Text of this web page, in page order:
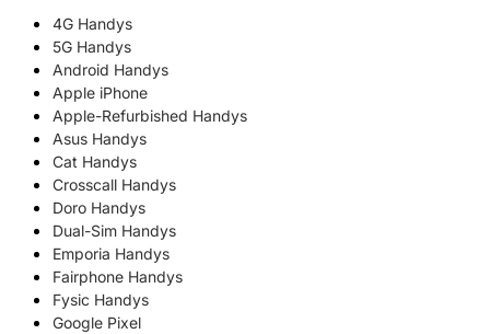
4G Handys
5G Handys
Android Handys
Apple iPhone
Apple-Refurbished Handys
Asus Handys
Cat Handys
Crosscall Handys
Doro Handys
Dual-Sim Handys
Emporia Handys
Fairphone Handys
Fysic Handys
Google Pixel